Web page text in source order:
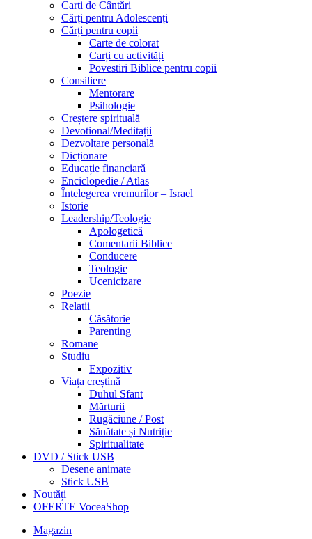
Carti de Cântări
Cărți pentru Adolescenți
Cărți pentru copii
Carte de colorat
Carți cu activități
Povestiri Biblice pentru copii
Consiliere
Mentorare
Psihologie
Creștere spirituală
Devotional/Meditații
Dezvoltare personală
Dicționare
Educație financiară
Enciclopedie / Atlas
Întelegerea vremurilor – Israel
Istorie
Leadership/Teologie
Apologetică
Comentarii Biblice
Conducere
Teologie
Ucenicizare
Poezie
Relatii
Căsătorie
Parenting
Romane
Studiu
Expozitiv
Viața creștină
Duhul Sfant
Mărturii
Rugăciune / Post
Sănătate și Nutriție
Spiritualitate
DVD / Stick USB
Desene animate
Stick USB
Noutăți
OFERTE VoceaShop
Magazin